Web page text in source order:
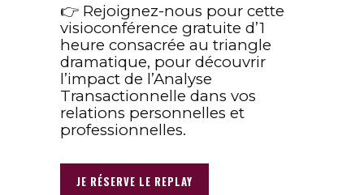
👉 Rejoignez-nous pour cette
visioconférence gratuite d’1
heure consacrée au triangle
dramatique, pour découvrir
l’impact de l’Analyse
Transactionnelle dans vos
relations personnelles et
professionnelles.
JE RÉSERVE LE REPLAY